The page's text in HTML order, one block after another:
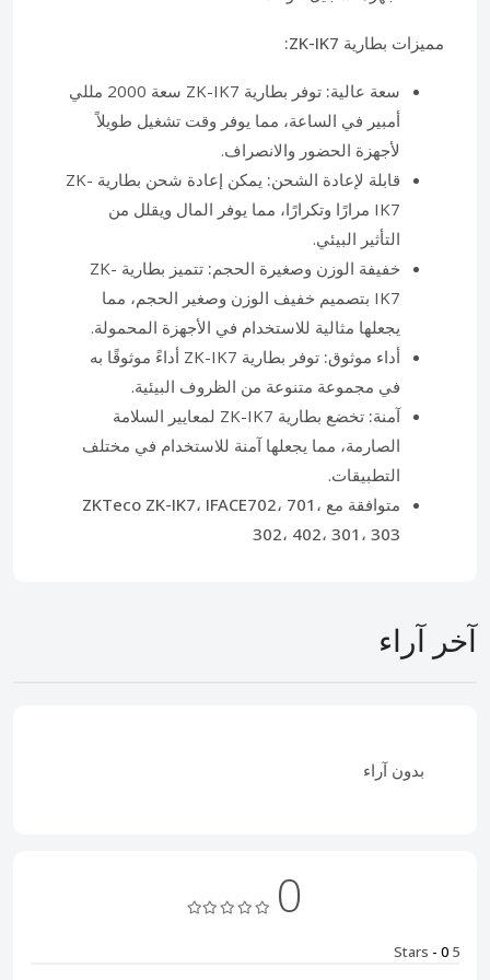
مميزات بطارية ZK-IK7:
سعة عالية:
توفر بطارية ZK-IK7 سعة 2000 مللي
أمبير في الساعة، مما يوفر وقت تشغيل طويلاً
لأجهزة الحضور والانصراف.
قابلة لإعادة الشحن:
يمكن إعادة شحن بطارية ZK-
IK7 مرارًا وتكرارًا، مما يوفر المال ويقلل من
التأثير البيئي.
خفيفة الوزن وصغيرة الحجم:
تتميز بطارية ZK-
IK7 بتصميم خفيف الوزن وصغير الحجم، مما
يجعلها مثالية للاستخدام في الأجهزة المحمولة.
أداء موثوق:
توفر بطارية ZK-IK7 أداءً موثوقًا به
في مجموعة متنوعة من الظروف البيئية.
آمنة:
تخضع بطارية ZK-IK7 لمعايير السلامة
الصارمة، مما يجعلها آمنة للاستخدام في مختلف
التطبيقات.
متوافقة مع ZKTeco ZK-IK7، IFACE702، 701،
302، 402، 301، 303
آخر آراء
بدون آراء
0
5 Stars
- 0